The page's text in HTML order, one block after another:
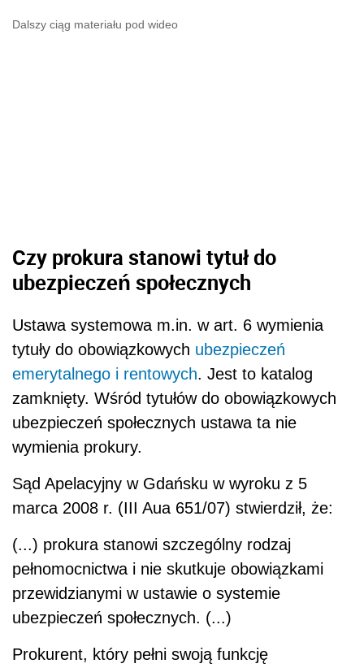
Dalszy ciąg materiału pod wideo
Czy prokura stanowi tytuł do
ubezpieczeń społecznych
Ustawa systemowa m.in. w art. 6 wymienia
tytuły do obowiązkowych ubezpieczeń
emerytalnego i rentowych. Jest to katalog
zamknięty. Wśród tytułów do obowiązkowych
ubezpieczeń społecznych ustawa ta nie
wymienia prokury.
Sąd Apelacyjny w Gdańsku w wyroku z 5
marca 2008 r. (III Aua 651/07) stwierdził, że:
(...) prokura stanowi szczególny rodzaj
pełnomocnictwa i nie skutkuje obowiązkami
przewidzianymi w ustawie o systemie
ubezpieczeń społecznych. (...)
Prokurent, który pełni swoją funkcję